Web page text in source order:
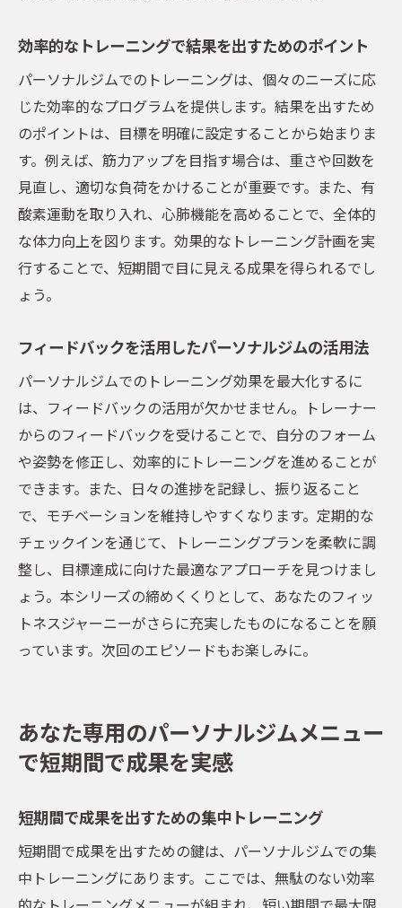
効率的なトレーニングで結果を出すためのポイント
パーソナルジムでのトレーニングは、個々のニーズに応
じた効率的なプログラムを提供します。結果を出すため
のポイントは、目標を明確に設定することから始まりま
す。例えば、筋力アップを目指す場合は、重さや回数を
見直し、適切な負荷をかけることが重要です。また、有
酸素運動を取り入れ、心肺機能を高めることで、全体的
な体力向上を図ります。効果的なトレーニング計画を実
行することで、短期間で目に見える成果を得られるでし
ょう。
フィードバックを活用したパーソナルジムの活用法
パーソナルジムでのトレーニング効果を最大化するに
は、フィードバックの活用が欠かせません。トレーナー
からのフィードバックを受けることで、自分のフォーム
や姿勢を修正し、効率的にトレーニングを進めることが
できます。また、日々の進捗を記録し、振り返ること
で、モチベーションを維持しやすくなります。定期的な
チェックインを通じて、トレーニングプランを柔軟に調
整し、目標達成に向けた最適なアプローチを見つけまし
ょう。本シリーズの締めくくりとして、あなたのフィッ
トネスジャーニーがさらに充実したものになることを願
っています。次回のエピソードもお楽しみに。
あなた専用のパーソナルジムメニュー
で短期間で成果を実感
短期間で成果を出すための集中トレーニング
短期間で成果を出すための鍵は、パーソナルジムでの集
中トレーニングにあります。ここでは、無駄のない効率